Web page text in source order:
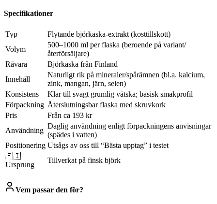
Specifikationer
Typ
Flytande björkaska-extrakt (kosttillskott)
Volym
500–1000 ml per flaska (beroende på variant/
återförsäljare)
Råvara
Björkaska från Finland
Innehåll
Naturligt rik på mineraler/spårämnen (bl.a. kalcium,
zink, mangan, järn, selen)
Konsistens
Klar till svagt grumlig vätska; basisk smakprofil
Förpackning Återslutningsbar flaska med skruvkork
Pris
Från ca 193 kr
Användning
Daglig användning enligt förpackningens anvisningar
(spädes i vatten)
Positionering Utsågs av oss till “Bästa upptag” i testet
🇫🇮
Ursprung
Tillverkat på finsk björk
Vem passar den för?